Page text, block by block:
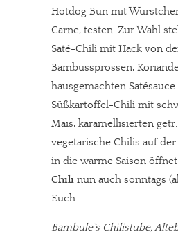
Hotdog Bun mit
Carne, testen. Zur Wahl
Saté-Chili mit Hack von
Bambussprossen,
hausgemachten
Süßkartoffel-Chili mit
Mais, karamellisierten
vegetarische Chilis auf
in die warme Saison öffnet
Chili nun auch sonntags
Euch.
Bambule`s Chilistube,